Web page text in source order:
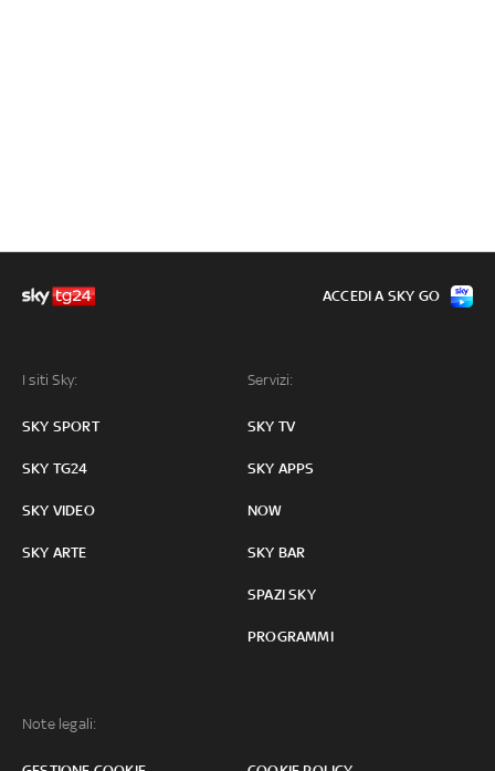
I siti Sky:
SKY SPORT
SKY TG24
SKY VIDEO
SKY ARTE
Servizi:
SKY TV
SKY APPS
NOW
SKY BAR
SPAZI SKY
PROGRAMMI
Note legali:
ACCEDI A SKY GO